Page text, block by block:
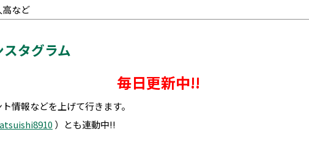
など
タグラム
毎日更新中!!
情報などを上げて行きます。
）とも連動中!!